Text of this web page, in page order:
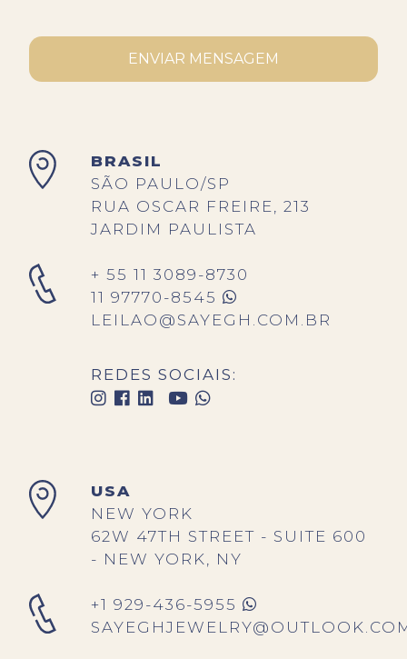
ENVIAR MENSAGEM
BRASIL
SÃO PAULO/SP
RUA OSCAR FREIRE, 213
JARDIM PAULISTA
+ 55 11 3089-8730
11 97770-8545
LEILAO@SAYEGH.COM.BR
REDES SOCIAIS:
USA
NEW YORK
62W 47TH STREET - SUITE 600
- NEW YORK, NY
+1 929-436-5955